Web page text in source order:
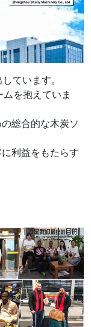
ています。
を抱えていま
総合的な木炭ソ
利益をもたらす